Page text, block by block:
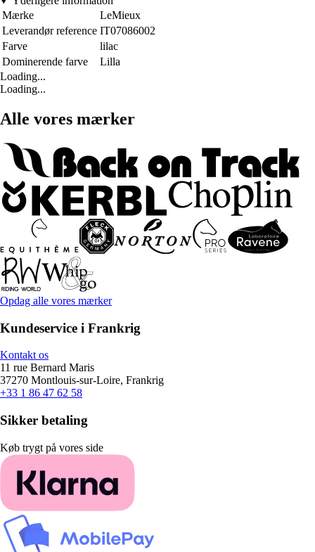
Mærke
LeMieux
Leverandør reference IT07086002
Farve
lilac
Dominerende farve
Lilla
Loading...
Loading...
Alle vores mærker
Opdag alle vores mærker
Kundeservice i Frankrig
Kontakt os
11 rue Bernard Maris
37270 Montlouis-sur-Loire, Frankrig
+33 1 86 47 62 58
Sikker betaling
Køb trygt på vores side